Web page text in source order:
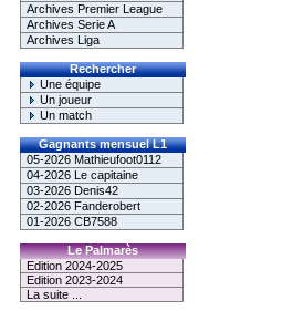
Archives Premier League
Archives Serie A
Archives Liga
Rechercher
Une équipe
Un joueur
Un match
Gagnants mensuel L1
05-2026 Mathieufoot0112
04-2026 Le capitaine
03-2026 Denis42
02-2026 Fanderobert
01-2026 CB7588
Le Palmarès
Edition 2024-2025
Edition 2023-2024
La suite ...